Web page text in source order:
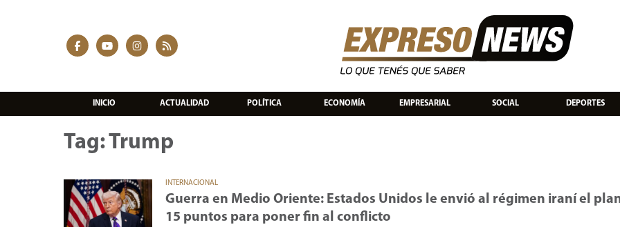
INICIO ACTUALIDAD POLÍTICA ECONOMÍA EMPRESARIAL SOCIAL DEPORTES
Tag: Trump
INTERNACIONAL
Guerra en Medio Oriente: Estados Unidos le envió al régimen iraní el
15 puntos para poner fin al conflicto